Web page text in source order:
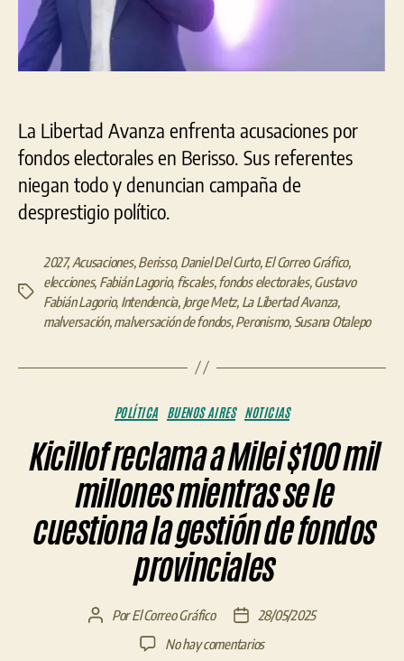
La Libertad Avanza enfrenta acusaciones por
fondos electorales en Berisso. Sus referentes
niegan todo y denuncian campaña de
desprestigio político.
Etiquetas
2027,Acusaciones, Berisso, Daniel Del Curto, El Correo Gráfico,
elecciones, Fabián Lagorio, fiscales, fondos electorales, Gustavo
Fabián Lagorio, Intendencia, Jorge Metz, La Libertad Avanza,
malversación, malversación de fondos, Peronismo, Susana Otalepo
Categorías
POLÍTICA BUENOS AIRES NOTICIAS
Kicillof reclama a Milei $100 mil
millones mientras se le
cuestiona la gestión de fondos
provinciales
AutorPorEl Correo Gráfico
Fecha
de
28/05/2025
No hay comentariosen